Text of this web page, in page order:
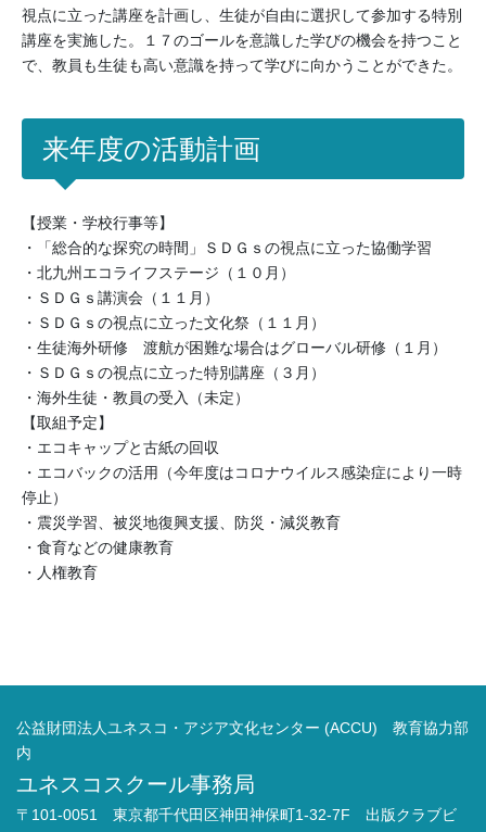
視点に立った講座を計画し、生徒が自由に選択して参加する特別
講座を実施した。１７のゴールを意識した学びの機会を持つこと
で、教員も生徒も高い意識を持って学びに向かうことができた。
来年度の活動計画
【授業・学校行事等】
・「総合的な探究の時間」ＳＤＧｓの視点に立った協働学習
・北九州エコライフステージ（１０月）
・ＳＤＧｓ講演会（１１月）
・ＳＤＧｓの視点に立った文化祭（１１月）
・生徒海外研修 渡航が困難な場合はグローバル研修（１月）
・ＳＤＧｓの視点に立った特別講座（３月）
・海外生徒・教員の受入（未定）
【取組予定】
・エコキャップと古紙の回収
・エコバックの活用（今年度はコロナウイルス感染症により一時
停止）
・震災学習、被災地復興支援、防災・減災教育
・食育などの健康教育
・人権教育
公益財団法人ユネスコ・アジア文化センター (ACCU) 教育協力部
内
ユネスコスクール事務局
〒101-0051 東京都千代田区神田神保町1-32-7F 出版クラブビ